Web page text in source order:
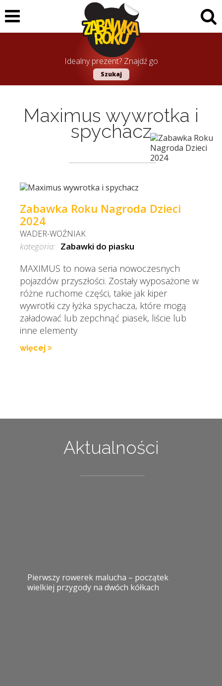
Idealny prezent? Znajdź go
Szukaj
Maximus wywrotka i
spychacz
Zabawka Roku Nagroda Dzieci
2024
WADER-WOŹNIAK
kategoria: Zabawki do piasku
MAXIMUS to nowa seria nowoczesnych
pojazdów przyszłości. Zostały wyposażone w
różne ruchome części, takie jak kiper
wywrotki czy łyżka spychacza, które mogą
załadować lub zepchnąć piasek, liście lub
inne elementy
więcej
Aktualności
Pierwszy rowerek malucha – początek
wielkiej przygody na dwóch kółkach